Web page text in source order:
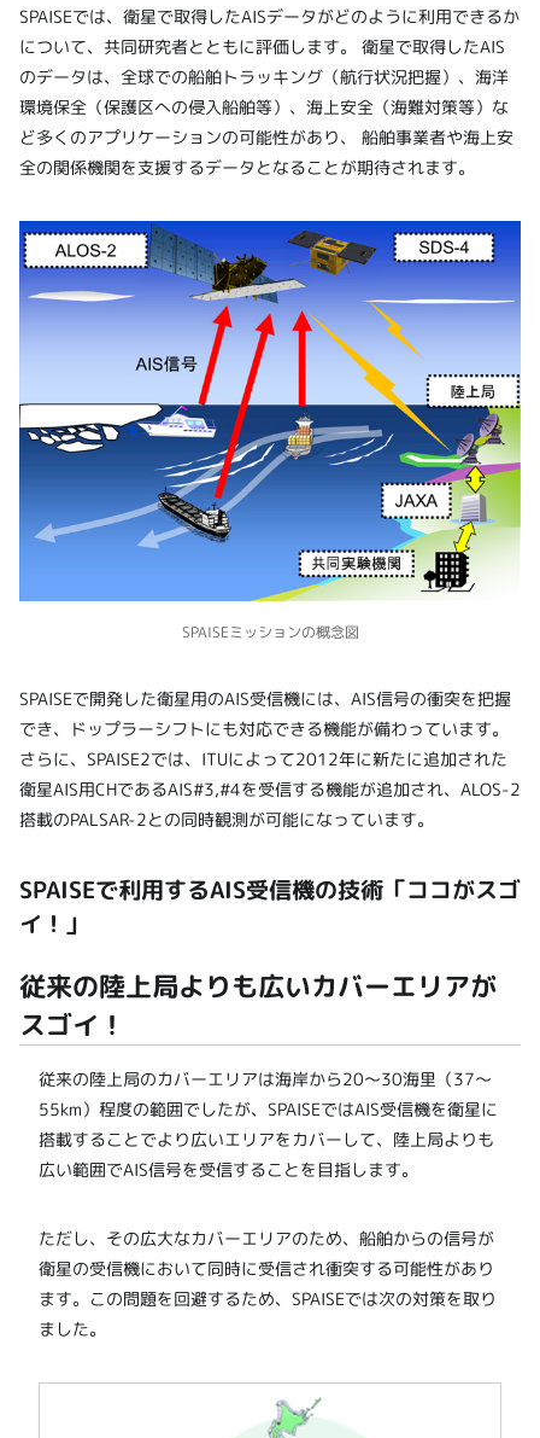
SPAISEでは、衛星で取得したAISデータがどのように利用できるか
について、共同研究者とともに評価します。 衛星で取得したAIS
のデータは、全球での船舶トラッキング（航行状況把握）、海洋
環境保全（保護区への侵入船舶等）、海上安全（海難対策等）な
ど多くのアプリケーションの可能性があり、 船舶事業者や海上安
全の関係機関を支援するデータとなることが期待されます。
SPAISEミッションの概念図
SPAISEで開発した衛星用のAIS受信機には、AIS信号の衝突を把握
でき、ドップラーシフトにも対応できる機能が備わっています。
さらに、SPAISE2では、ITUによって2012年に新たに追加された
衛星AIS用CHであるAIS#3,#4を受信する機能が追加され、ALOS-2
搭載のPALSAR-2との同時観測が可能になっています。
SPAISEで利用するAIS受信機の技術「ココがスゴ
イ！」
従来の陸上局よりも広いカバーエリアが
スゴイ！
従来の陸上局のカバーエリアは海岸から20～30海里（37～
55km）程度の範囲でしたが、SPAISEではAIS受信機を衛星に
搭載することでより広いエリアをカバーして、陸上局よりも
広い範囲でAIS信号を受信することを目指します。
ただし、その広大なカバーエリアのため、船舶からの信号が
衛星の受信機において同時に受信され衝突する可能性があり
ます。この問題を回避するため、SPAISEでは次の対策を取り
ました。